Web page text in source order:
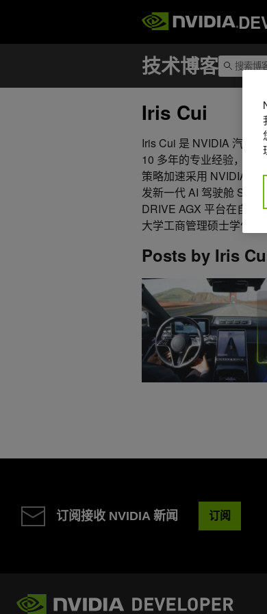
Iris Cui
Iris Cui 是 NVIDIA 汽车
10 多年的专业经验，工
策略加速采用 NVIDIA 的
发新一代 AI 驾驶舱 SoC
DRIVE AGX 平台在自动
大学工商管理硕士学位。
Posts by Iris
订阅接收 NVIDIA 新闻 订阅